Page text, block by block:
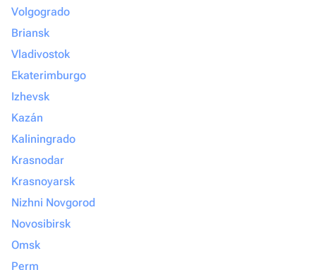
Volgogrado
Briansk
Vladivostok
Ekaterimburgo
Izhevsk
Kazán
Kaliningrado
Krasnodar
Krasnoyarsk
Nizhni Novgorod
Novosibirsk
Omsk
Perm